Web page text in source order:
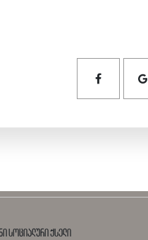
სოციალური ქსელი